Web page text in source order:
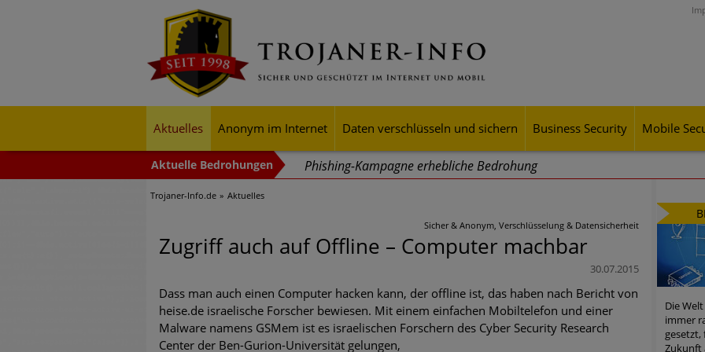
Aktuelles Anonym im Internet Daten verschlüsseln und sichern Business Security Mobile
Phishing-Kampagne erhebliche Bedrohung
Trends bei Cyber Crimes 2024: Experten rechnen mit neue Welle an
Exponentiell wachsende Risiken, eine immer unübersichtlichere Cyber-
Digitale Assets aller Arten im Fokus der aktuellen Cyber-Bedrohungen
Ungebremster Aufstieg: Mega-Ransomware. Deutsche Unternehmen
Trojaner-Info.de Aktuelles
Sicher & Anonym, Verschlüsselung & Datensicherheit
Zugriff auch auf Offline – Computer machbar
30.07.2015
Dass man auch einen Computer hacken kann, der offline ist, das haben nach Bericht von
heise.de israelische Forscher bewiesen. Mit einem einfachen Mobiltelefon und einer
Malware namens GSMem ist es israelischen Forschern des Cyber Security Research
Center der Ben-Gurion-Universität gelungen,
Die
immer
gesetzt,
Zukunft